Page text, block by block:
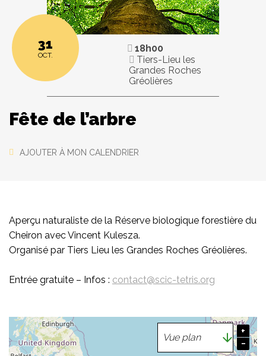
31
OCT.
18h00
Tiers-Lieu les
Grandes Roches
Gréolières
Fête de l’arbre
AJOUTER À MON CALENDRIER
Aperçu naturaliste de la Réserve biologique forestière du
Cheiron avec Vincent Kulesza.
Organisé par Tiers Lieu les Grandes Roches Gréolières.
Entrée gratuite – Infos : contact@scic-tetris.org
+
−